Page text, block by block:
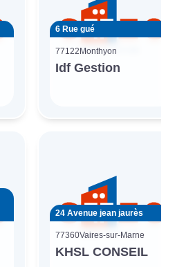
6 Rue gué
77122 Monthyon
Idf Gestion
24 Avenue jean jaurès
77360Vaires-sur-Marne
KHSL CONSEIL